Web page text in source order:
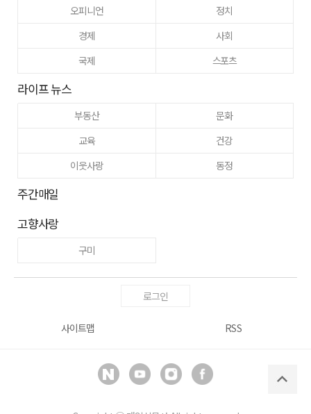
오피니언
정치
경제
사회
국제
스포츠
라이프 뉴스
부동산
문화
교육
건강
이웃사랑
동정
주간매일
고향사랑
구미
로그인
사이트맵 RSS